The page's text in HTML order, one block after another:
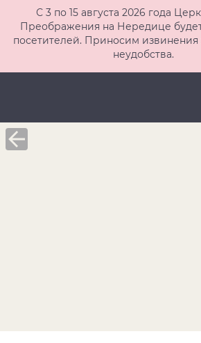
С 3 по 15 августа 2026 года
Преображения на Нередице
посетителей. Приносим
неудобства.